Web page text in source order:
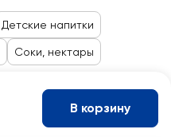
Детские напитки
Соки, нектары
В корзину